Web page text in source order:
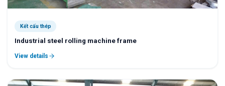
Kết cấu thép
Industrial steel rolling machine frame
View details